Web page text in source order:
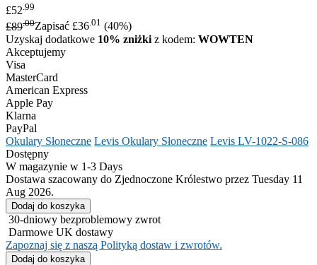
£52 .99
£89.00Zapisać £36.01 (40%)
Uzyskaj dodatkowe 10% zniżki z kodem: WOWTEN
Akceptujemy
Visa
MasterCard
American Express
Apple Pay
Klarna
PayPal
Okulary Słoneczne Levis Okulary Słoneczne Levis LV-1022-S-086
Dostępny
W magazynie w 1-3 Days
Dostawa szacowany do Zjednoczone Królestwo przez Tuesday 11
Aug 2026.
30-dniowy bezproblemowy zwrot
Darmowe UK dostawy
Zapoznaj się z naszą Polityką dostaw i zwrotów.